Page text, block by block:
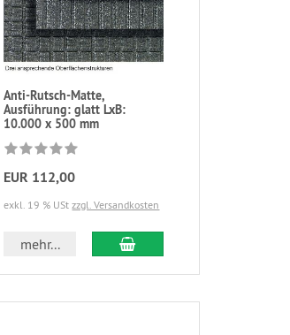
Anti-Rutsch-Matte,
Ausführung: glatt LxB:
10.000 x 500 mm
EUR 112,00
exkl. 19 % UStzzgl. Versandkosten
mehr...